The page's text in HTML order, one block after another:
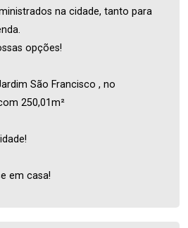
na cidade, tanto para
opções!
São Francisco , no
250,01m²
em casa!